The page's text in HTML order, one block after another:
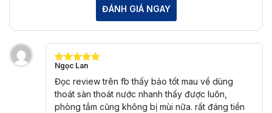
ĐÁNH GIÁ NGAY
Được xếp
hạng
5
sao
Ngọc Lan
Đọc review trên fb thấy bảo tốt mau về dùng
thoát sàn thoát nước nhanh thấy được luôn,
phòng tắm cũng không bị mùi nữa. rất đáng tiền